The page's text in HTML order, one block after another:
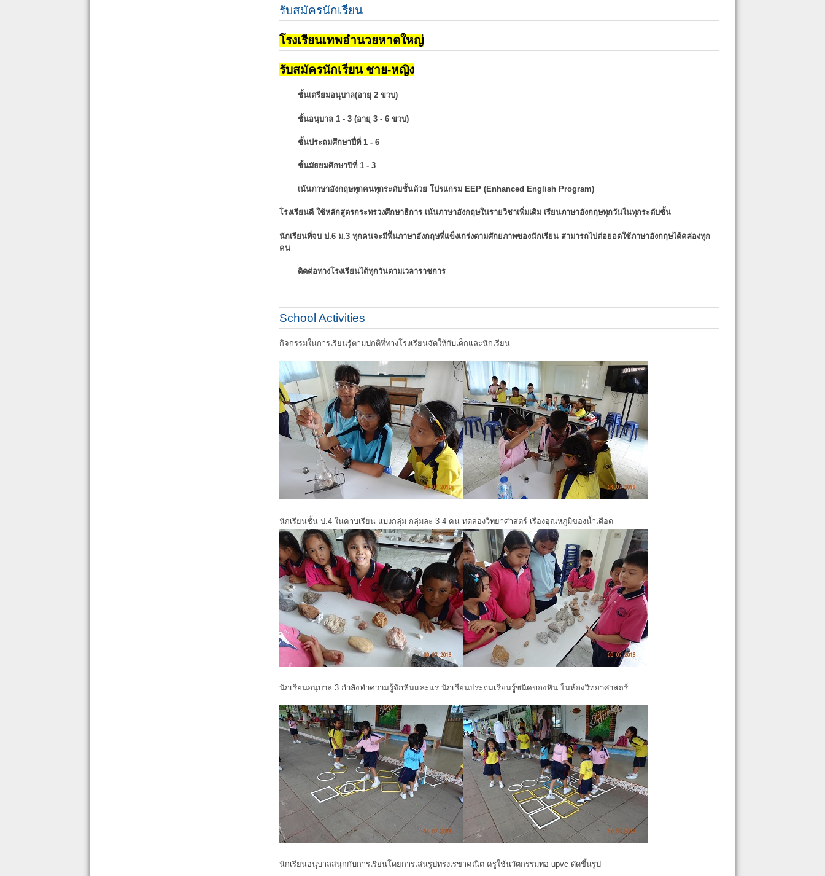
รับสมัครนักเรียน
โรงเรียนเทพอำนวยหาดใหญ่
รับสมัครนักเรียน ชาย-หญิง
ชั้นเตรียมอนุบาล(อายุ 2 ขวบ)
ชั้นอนุบาล 1 - 3 (อายุ 3 - 6 ขวบ)
ชั้นประถมศึกษาปี่ที่ 1 - 6
ชั้นมัธยมศึกษาปีที่ 1 - 3
เน้นภาษาอังกฤษทุกคนทุกระดับชั้นด้วย โปรแกรม EEP (Enhanced English Program)
โรงเรียนดี ใช้หลักสูตรกระทรวงศึกษาธิการ เน้นภาษาอังกฤษในรายวิชาเพิ่มเติม เรียนภาษาอังกฤษทุกวันในทุกระดับชั้น
นักเรียนที่จบ ป.6 ม.3 ทุกคนจะมีพื้นภาษาอังกฤษที่แข็งเกร่งตามศักยภาพของนักเรียน สามารถไปต่อยอดใช้ภาษาอังกฤษได้คล่องทุก
คน
ติดต่อทางโรงเรียนได้ทุกวันตามเวลาราชการ
School Activities
กิจกรรมในการเรียนรู้ตามปกติที่ทางโรงเรียนจัดให้กับเด็กและนักเรียน
นักเรียนชั้น ป.4 ในคาบเรียน แบ่งกลุ่ม กลุ่มละ 3-4 คน ทดลองวิทยาศาสตร์ เรื่องอุณหภูมิของน้ำเดือด
นักเรียนอนุบาล 3 กำลังทำความรู้จักหินและแร่ นักเรียนประถมเรียนรูู้ชนิดของหิน ในห้องวิทยาศาสตร์
นักเรียนอนุบาลสนุกกับการเรียนโดยการเล่นรูปทรงเรขาคณิต ครูใช้นวัตกรรมท่อ upvc ดัดขึ้นรูป